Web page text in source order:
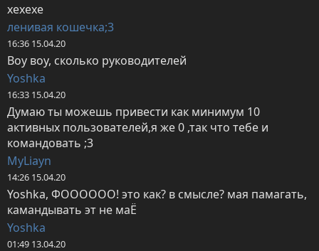
хехехе
ленивая кошечка;3
16:36 15.04.20
Воу воу, сколько руководителей
Yoshka
16:33 15.04.20
Думаю ты можешь привести как минимум 10
активных пользователей,я же 0 ,так что тебе и
командовать ;3
MyLiayn
14:26 15.04.20
Yoshka, ФОООООО! это как? в смысле? мая памагать,
камандывать эт не маЁ
Yoshka
01:49 13.04.20